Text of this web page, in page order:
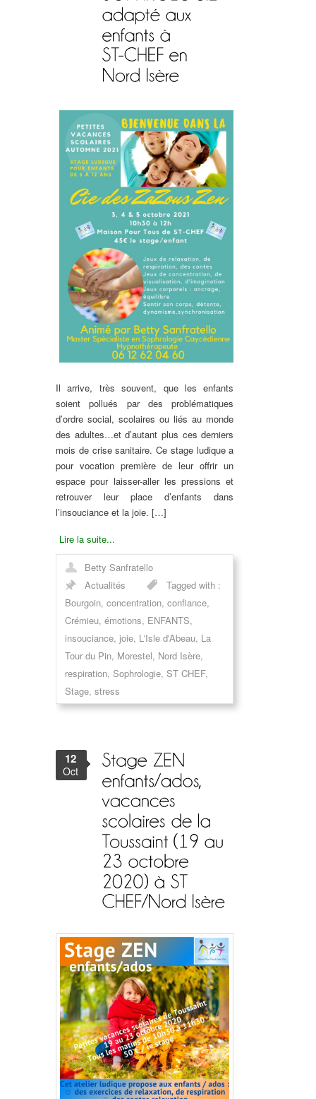
Il arrive, très souvent, que les enfants
soient pollués par des problématiques
d’ordre social, scolaires ou liés au monde
des adultes…et d’autant plus ces derniers
mois de crise sanitaire. Ce stage ludique a
pour vocation première de leur offrir un
espace pour laisser-aller les pressions et
retrouver leur place d’enfants dans
l’insouciance et la joie. […]
Lire la suite...
Betty Sanfratello
Actualités
Tagged with :
Bourgoin, concentration, confiance,
Crémieu, émotions, ENFANTS,
insouciance, joie, L'Isle d'Abeau, La
Tour du Pin, Morestel, Nord Isère,
respiration, Sophrologie, ST CHEF,
Stage, stress
12
Oct